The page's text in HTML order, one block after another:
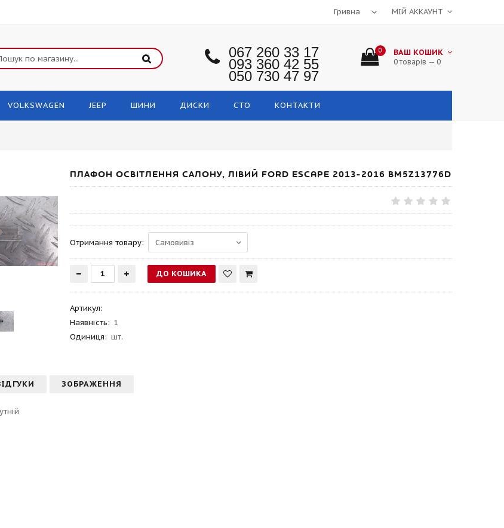
МІЙ АККАУНТ
067 260 33 17
093 360 42 55
050 730 47 97
0 ВАШ КОШИК
0 товарів — 0
VOLKSWAGEN JEEP ШИНИ ДИСКИ СТО КОНТАКТИ
ПЛАФОН ОСВІТЛЕННЯ САЛОНУ, ЛІВИЙ FORD ESCAPE 2013-2016 BM5Z13776D
Отримання товару:
Артикул:
Наявність: 1
Одиниця: шт.
ЗОБРАЖЕННЯ